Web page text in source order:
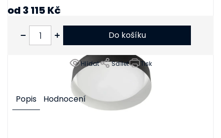
Tisk
Hlídat Sdílet
od 3 115 Kč
Do košíku
Popis Hodnocení